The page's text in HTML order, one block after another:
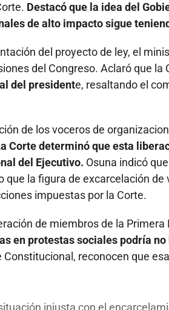
Destacó que la idea del
de alto impacto sigue
del proyecto de ley, el
del Congreso. Aclaró que la
del presidente, resaltando el
de los voceros de
Corte determinó que esta
del Ejecutivo. Osuna indicó
la figura de excarcelación de
impuestas por la Corte.
de miembros de la Primera
en protestas sociales podría
reconocen que
injusta con el